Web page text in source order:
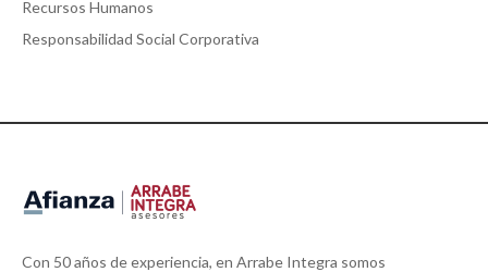
Recursos Humanos
Responsabilidad Social Corporativa
Con 50 años de experiencia, en Arrabe Integra somos